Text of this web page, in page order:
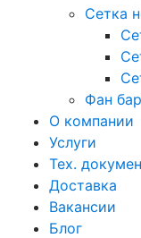
Сетка
Фан
О компании
Услуги
Тех.
Доставка
Вакансии
Блог